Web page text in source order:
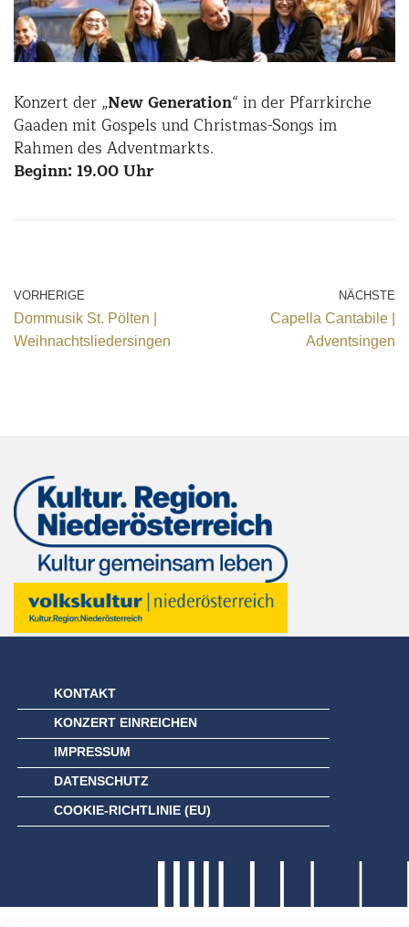
Konzert der „New Generation“ in der Pfarrkirche
Gaaden mit Gospels und Christmas-Songs im
Rahmen des Adventmarkts.
Beginn: 19.00 Uhr
VORHERIGE
Dommusik St. Pölten |
Weihnachtsliedersingen
NÄCHSTE
Capella Cantabile |
Adventsingen
KONTAKT
KONZERT EINREICHEN
IMPRESSUM
DATENSCHUTZ
COOKIE-RICHTLINIE (EU)